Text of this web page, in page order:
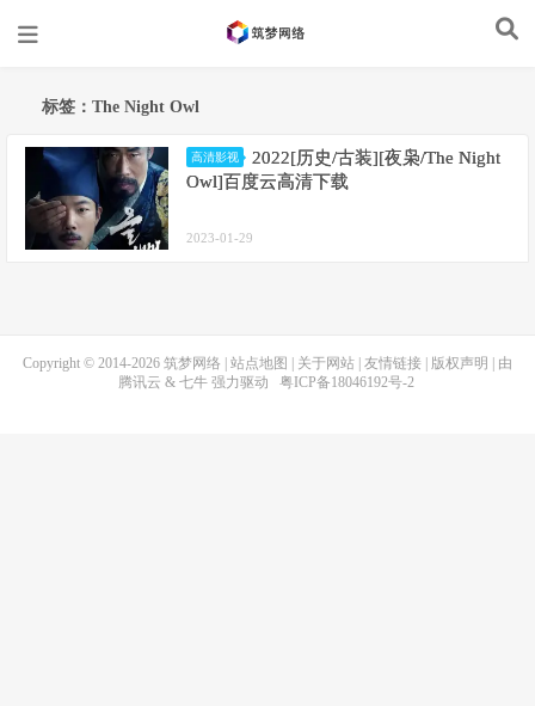
标签：The Night Owl
高清影视
2022[历史/古装][夜枭/The Night
Owl]百度云高清下载
2023-01-29
Copyright © 2014-2026 筑梦网络 站点地图 关于网站 友情链接 版权声明
| 由
腾讯云 & 七牛强力驱动 粤ICP备18046192号-2